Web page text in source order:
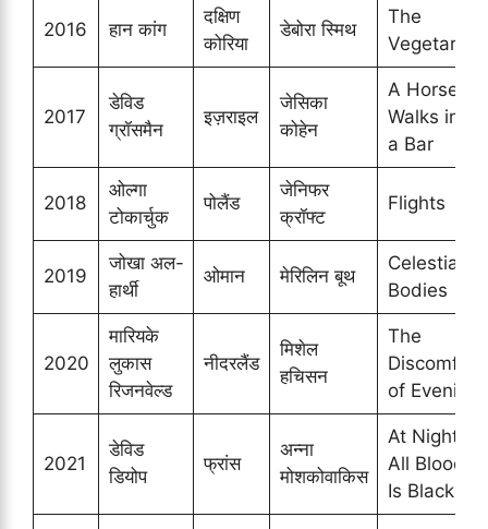
2016 हान कांग
दक्षिण
कोरिया
डेबोरा स्मिथ
The
Vegetarian
2017
डेविड
ग्रॉसमैन
इज़राइल
जेसिका
कोहेन
A Horse
Walks into
a Bar
2018
ओल्गा
टोकार्चुक
पोलैंड
जेनिफर
क्रॉफ्ट
Flights
2019
जोखा अल-
हार्थी
ओमान मेरिलिन बूथ
Celestial
Bodies
2020
मारियके
लुकास
रिजनवेल्ड
नीदरलैंड
मिशेल
हचिसन
The
Discomfort
of Evening
2021
डेविड
डियोप
फ्रांस
अन्ना
मोशकोवाकिस
At Night
All Blood
Is Black